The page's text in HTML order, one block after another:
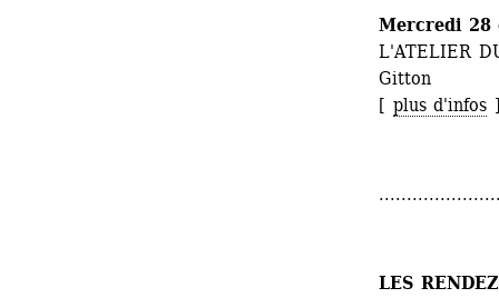
Mercredi 28
L'ATELIER
Gitton
[ plus d'infos
LES